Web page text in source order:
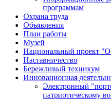
программам
Охрана труда
Объявления
План работы
Музей
Национальный проект
Наставничество
Бережливый техникум
Инновационная
Электронный
патриотическому